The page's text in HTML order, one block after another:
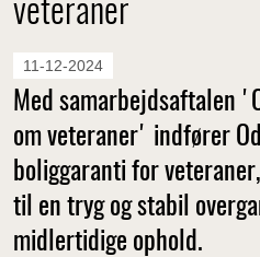
veteraner
11-12-2024
Med samarbejdsaftalen
om veteraner' indfører
boliggaranti for
til en tryg og stabil
midlertidige ophold.